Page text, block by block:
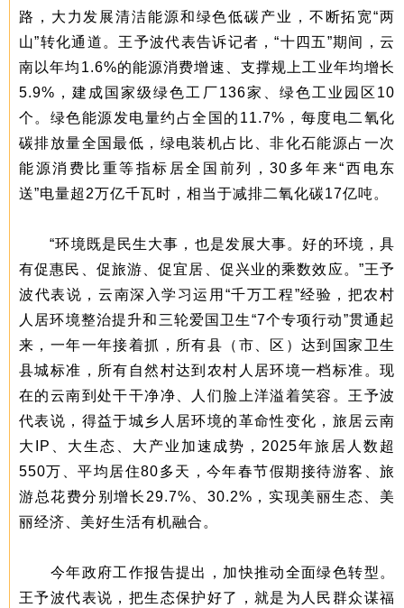
路，大力发展清洁能源和绿色低碳产业，不断拓宽“两
山”转化通道。王予波代表告诉记者，“十四五”期间，云
南以年均1.6%的能源消费增速、支撑规上工业年均增长
5.9%，建成国家级绿色工厂136家、绿色工业园区10
个。绿色能源发电量约占全国的11.7%，每度电二氧化
碳排放量全国最低，绿电装机占比、非化石能源占一次
能源消费比重等指标居全国前列，30多年来“西电东
送”电量超2万亿千瓦时，相当于减排二氧化碳17亿吨。
“环境既是民生大事，也是发展大事。好的环境，具
有促惠民、促旅游、促宜居、促兴业的乘数效应。”王予
波代表说，云南深入学习运用“千万工程”经验，把农村
人居环境整治提升和三轮爱国卫生“7个专项行动”贯通起
来，一年一年接着抓，所有县（市、区）达到国家卫生
县城标准，所有自然村达到农村人居环境一档标准。现
在的云南到处干干净净、人们脸上洋溢着笑容。王予波
代表说，得益于城乡人居环境的革命性变化，旅居云南
大IP、大生态、大产业加速成势，2025年旅居人数超
550万、平均居住80多天，今年春节假期接待游客、旅
游总花费分别增长29.7%、30.2%，实现美丽生态、美
丽经济、美好生活有机融合。
今年政府工作报告提出，加快推动全面绿色转型。
王予波代表说，把生态保护好了，就是为人民群众谋福